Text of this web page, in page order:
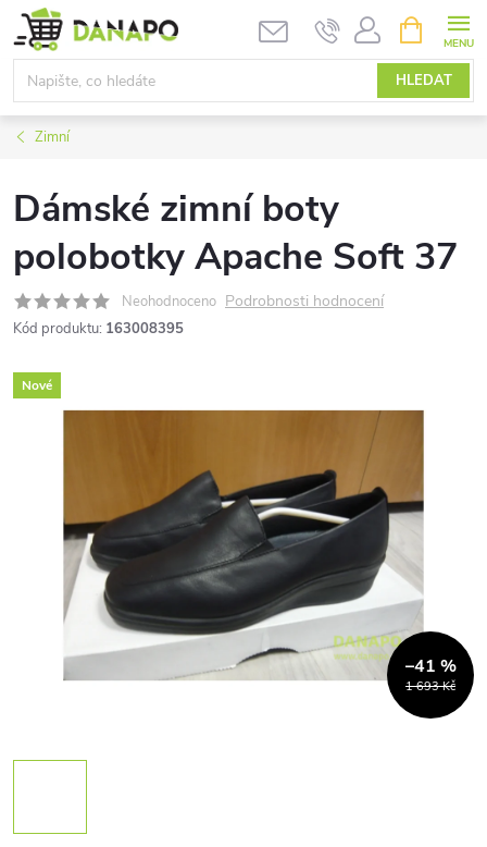
Přejít
na
obsah
HLEDAT
NÁKUPNÍ
KOŠÍK
Zimní
Dámské zimní boty
polobotky Apache Soft 37
Neohodnoceno Podrobnosti hodnocení
Kód produktu: 163008395
Nové
1 693 Kč
–41 %